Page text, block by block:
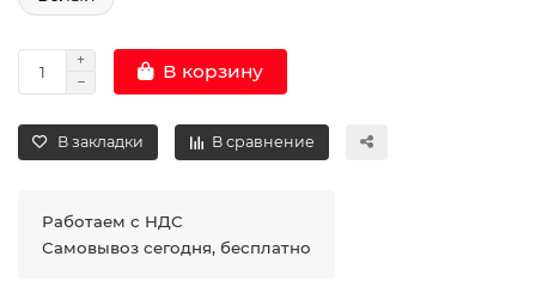
В корзину
В закладки В сравнение
Работаем с НДС
Самовывоз сегодня, бесплатно